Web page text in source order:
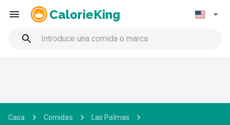
CalorieKing
Casa Comidas
Las Palmas